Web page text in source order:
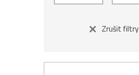
Zrušit filtry